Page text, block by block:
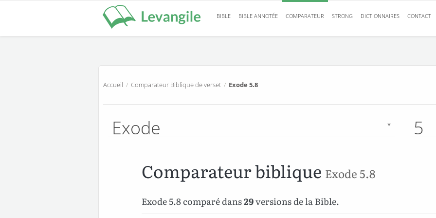
BIBLE BIBLE ANNOTÉE COMPARATEUR STRONG DICTIONNAIRES CONTACT
Accueil / Comparateur Biblique de verset / Exode 5.8
Exode 5
Comparateur biblique Exode 5.8
Exode 5.8 comparé dans29versions de la Bible.